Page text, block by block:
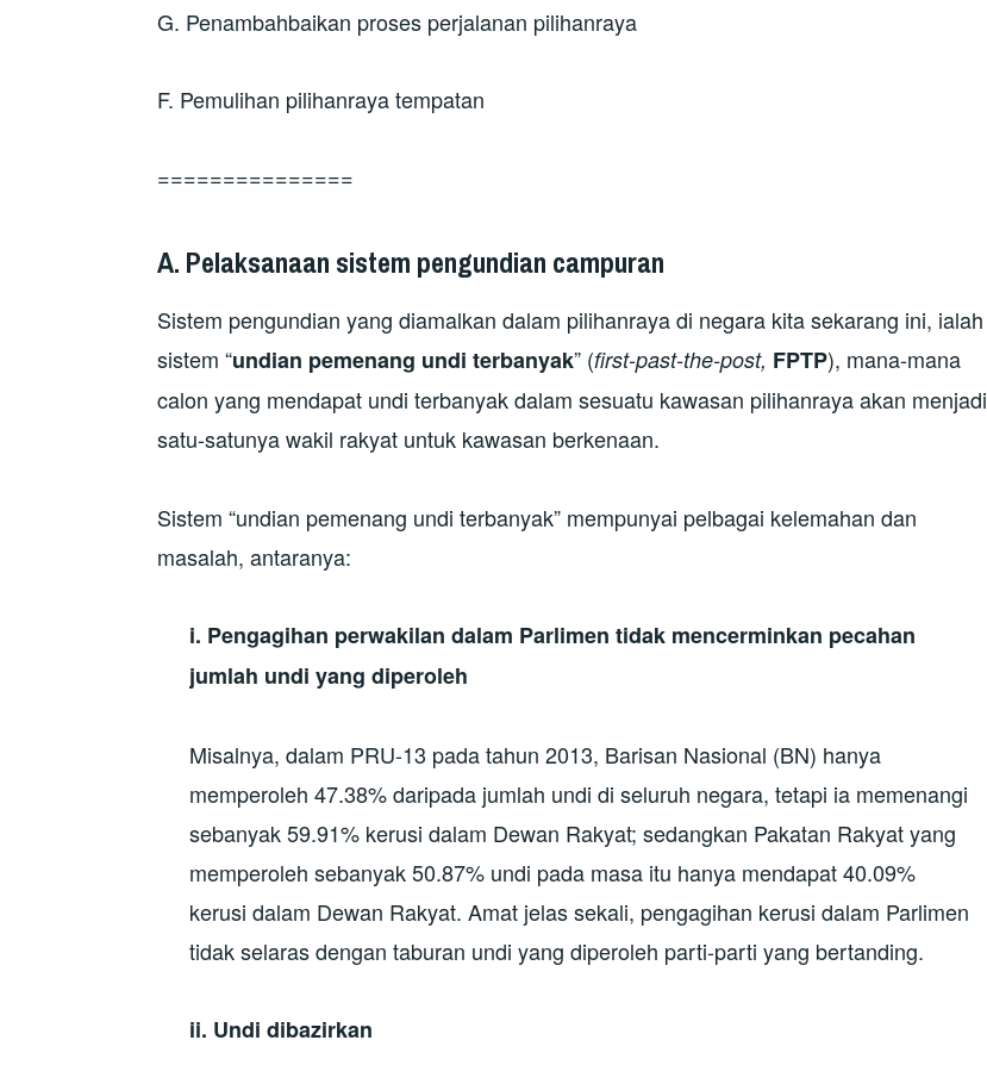
G. Penambahbaikan proses perjalanan pilihanraya
F. Pemulihan pilihanraya tempatan
===============
A. Pelaksanaan sistem pengundian campuran
Sistem pengundian yang diamalkan dalam pilihanraya di negara kita sekarang ini, ialah
sistem “undian pemenang undi terbanyak” (first-past-the-post, FPTP), mana-mana
calon yang mendapat undi terbanyak dalam sesuatu kawasan pilihanraya akan menjadi
satu-satunya wakil rakyat untuk kawasan berkenaan.
Sistem “undian pemenang undi terbanyak” mempunyai pelbagai kelemahan dan
masalah, antaranya:
i. Pengagihan perwakilan dalam Parlimen tidak mencerminkan pecahan
jumlah undi yang diperoleh
Misalnya, dalam PRU-13 pada tahun 2013, Barisan Nasional (BN) hanya
memperoleh 47.38% daripada jumlah undi di seluruh negara, tetapi ia memenangi
sebanyak 59.91% kerusi dalam Dewan Rakyat; sedangkan Pakatan Rakyat yang
memperoleh sebanyak 50.87% undi pada masa itu hanya mendapat 40.09%
kerusi dalam Dewan Rakyat. Amat jelas sekali, pengagihan kerusi dalam Parlimen
tidak selaras dengan taburan undi yang diperoleh parti-parti yang bertanding.
ii. Undi dibazirkan